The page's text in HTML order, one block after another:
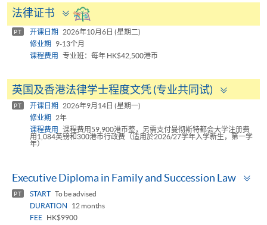
法律证书
Toggle
panel
PT 开课日期
2026年10月6日 (星期二)
修业期
9-13个月
课程费用
专业班：每年 HK$42,500港币
英国及香港法律学士程度文凭 (专业共同试)
panel
PT 开课日期
2026年9月14日 (星期一)
修业期
2年
课程费用
课程费用59,900港币整，另需支付曼彻斯特都会大学注册费
用1,084英镑和300港币行政费（适用於2026/27学年入学新生，第一学
年）
Executive Diploma in Family and Succession Law
PT START To be advised
DURATION
12 months
FEE
HK$9900